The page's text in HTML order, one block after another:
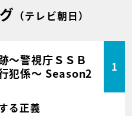
（テレビ朝日）
～警視庁ＳＳＢ
犯係～ Season2
1
る正義